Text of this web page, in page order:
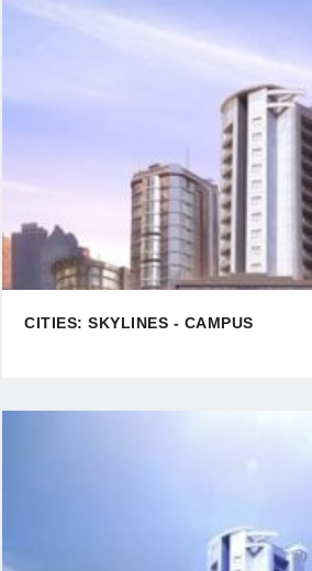
CITIES: SKYLINES - CAMPUS